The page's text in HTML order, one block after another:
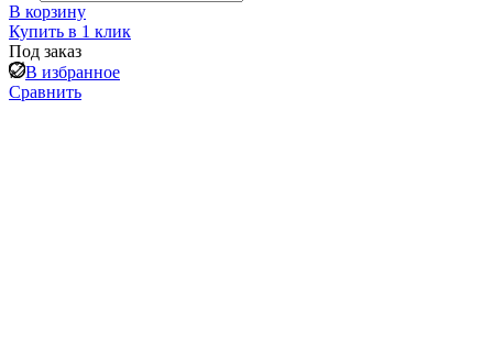
В корзину
Купить в 1 клик
Под заказ
В избранное
Сравнить